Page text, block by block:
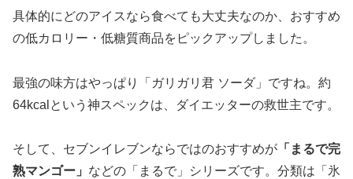
具体的にどのアイスなら食べても大丈夫なのか、おすすめ
の低カロリー・低糖質商品をピックアップしました。
最強の味方はやっぱり 「ガリガリ君 ソーダ」 ですね。約
64kcalという神スペックは、ダイエッターの救世主です。
そして、セブンイレブンならではのおすすめが 「まるで完
熟マンゴー」 などの「まるで」シリーズです。分類は「氷